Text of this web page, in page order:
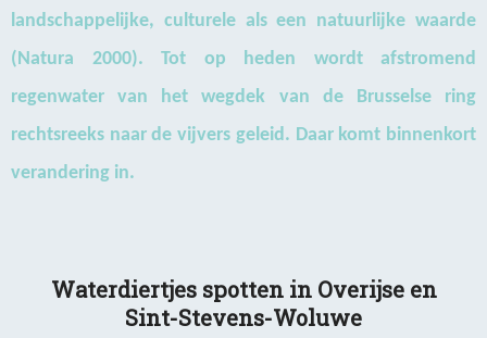
landschappelijke, culturele als een natuurlijke waarde
(Natura 2000). Tot op heden wordt afstromend
regenwater van het wegdek van de Brusselse ring
rechtsreeks naar de vijvers geleid. Daar komt binnenkort
verandering in.
Waterdiertjes spotten in Overijse en
Sint-Stevens-Woluwe